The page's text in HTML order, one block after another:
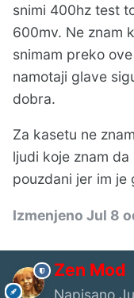
snimi 400hz test
600mv. Ne znam
snimam preko
namotaji glave
dobra.
Za kasetu ne
ljudi koje znam
pouzdani jer im
Izmenjeno Jul 8
Zen Mod
Napisano